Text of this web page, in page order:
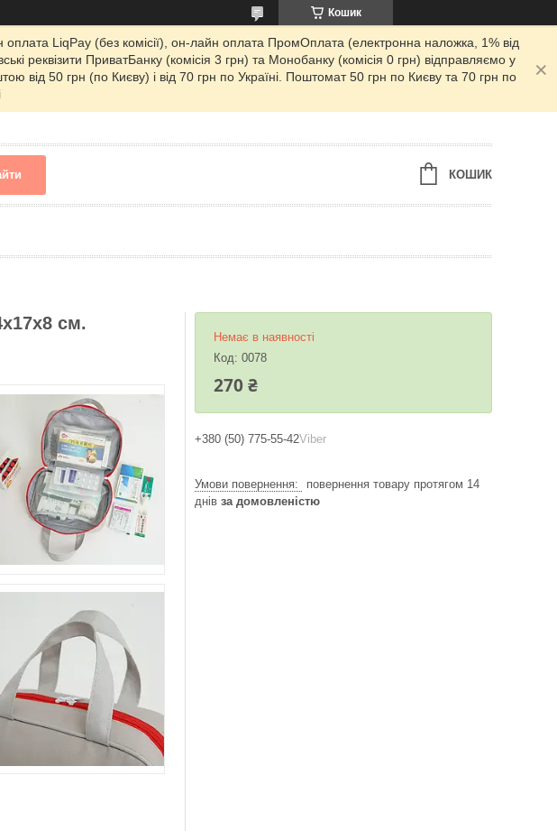
Кошик
LiqPay (без комісії), он-лайн оплата ПромОплата (електронна наложка, 1% від
реквізити ПриватБанку (комісія 3 грн) та Монобанку (комісія 0 грн) відправляємо у
50 грн (по Києву) і від 70 грн по Україні. Поштомат 50 грн по Києву та 70 грн по
КОШИК
см.
Немає в наявності
Код: 0078
270 ₴
+380 (50) 775-55-42Viber
повернення товару протягом 14
днів за домовленістю